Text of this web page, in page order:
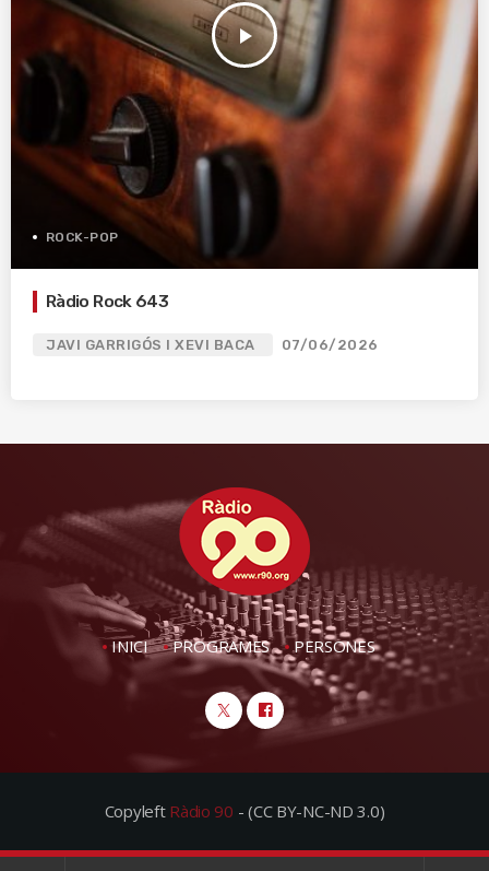
play_arrow
ROCK-POP
Ràdio Rock 643
JAVI GARRIGÓS I XEVI BACA 07/06/2026
INICI PROGRAMES PERSONES
Copyleft Ràdio 90 - (CC BY-NC-ND 3.0)